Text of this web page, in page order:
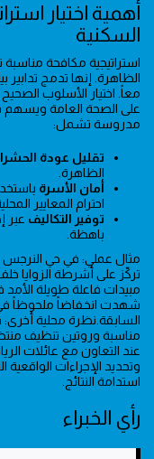
أهمية اختيار
السكنية
استراتيجية مكافحة
الظاهرة. إنها تدمج تدابير
معاً. اختيار الأسلوب
على الصحة العامة ويسهم في
مدروسة تشمل:
تقليل عودة
الظاهرة.
أمان الأسرة
احترام المعايير
توفير التكاليف عبر
باهظة.
مثال عملي: في حي النرجس
تركّز على أشرطة الزوايا
مبيدات فاعلة طويلة الأمد
شهدت انخفاضاً ملحوظاً في
السابقة.نظرة محلية أخرى:
مناسبة وروتين تنظيف
عند التعاون مع عائلات
وتحديد الإجراءات
استدامة النتائج.
رأي الخبراء